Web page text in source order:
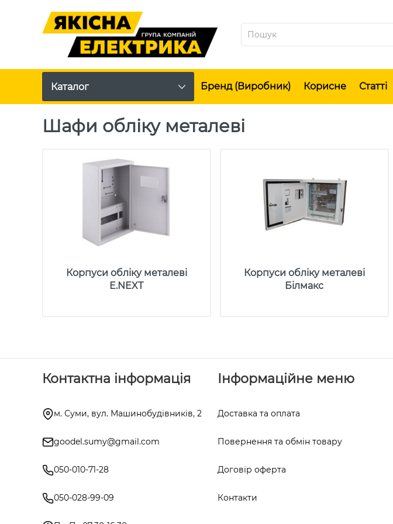
Каталог Бренд (виробник) Корисне Статті
Шафи обліку металеві
Корпуси обліку металеві
E.NEXT
Корпуси обліку металеві
Білмакс
Контактна інформація
м. Суми, вул. Машинобудівників, 2
goodel.sumy@gmail.com
050-010-71-28
050-028-99-09
Інформаційне меню
Доставка та оплата
Повернення та обмін товару
Договір оферта
Контакти